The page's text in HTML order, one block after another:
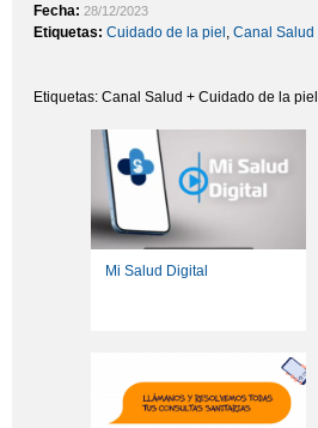
Fecha: 28/12/2023
Etiquetas: Cuidado de la piel Canal Salud
Etiquetas: Canal Salud + Cuidado de la piel
Mi Salud Digital